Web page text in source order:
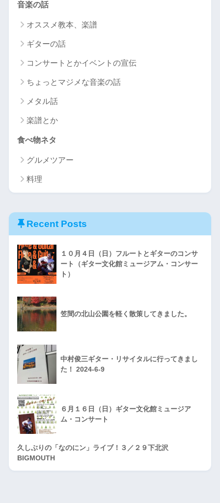
音楽の話
オススメ教本、楽譜
ギターの話
コンサートとかイベントの宣伝
ちょっとマジメな音楽の話
メタル話
楽譜とか
食べ物ネタ
グルメツアー
料理
Recent Posts
１０月４日（日）フルートとギターのコンサ
ート（ギター文化館ミュージアム・コンサー
ト）
笠間の北山公園を軽く散策してきました。
中村俊三ギター・リサイタルに行ってきまし
た！ 2024-6-9
６月１６日（日）ギター文化館ミュージア
ム・コンサート
久しぶりの「なのにン」ライブ！３／２９下北沢
BIGMOUTH